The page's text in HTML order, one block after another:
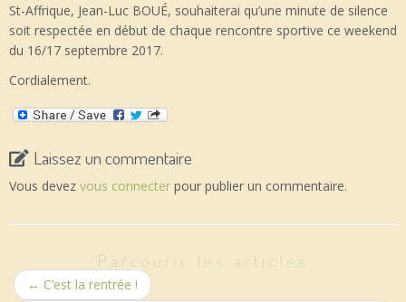
St-Affrique, Jean-Luc BOUÉ, souhaiterai qu’une minute de silence
soit respectée en début de chaque rencontre sportive ce weekend
du 16/17 septembre 2017.
Cordialement.
Laissez un commentaire
Vous devez vous connecter pour publier un commentaire.
Parcourir les articles
← C’est la rentrée !